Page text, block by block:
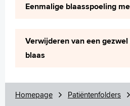
Eenmalige blaasspoeling
Verwijderen van een
blaas
Homepage Patiëntenfolders